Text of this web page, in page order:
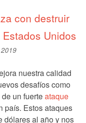
con destruir
Unidos
nuestra calidad
desafíos como
un fuerteataque
país. Estos ataques
dólares al año y nos